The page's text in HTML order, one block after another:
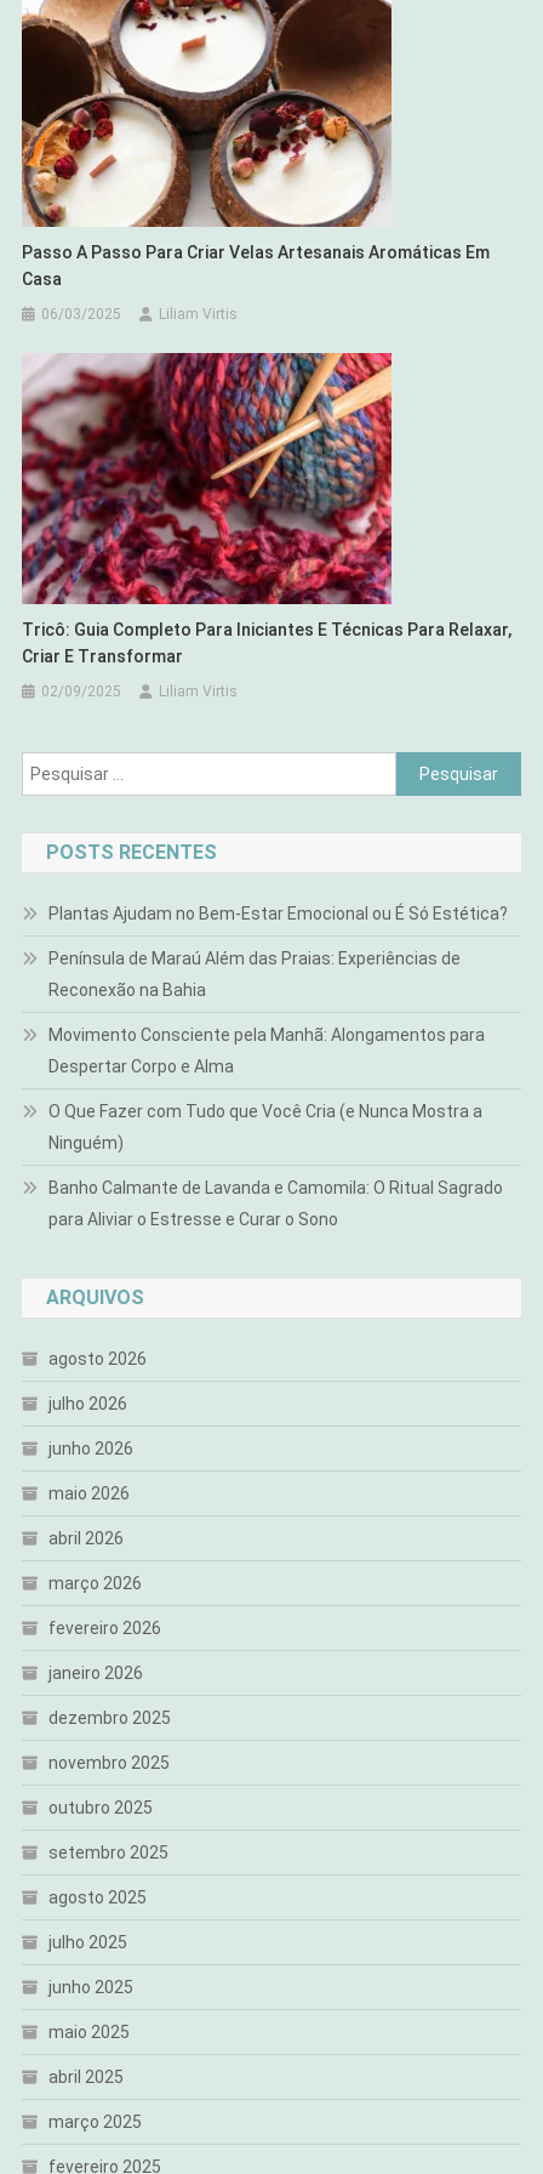
Passo A Passo Para Criar Velas Artesanais Aromáticas Em
Casa
06/03/2025 Liliam Virtis
Tricô: Guia Completo Para Iniciantes E Técnicas Para Relaxar,
Criar E Transformar
02/09/2025 Liliam Virtis
Pesquisar
por:
POSTS RECENTES
Plantas Ajudam no Bem-Estar Emocional ou É Só Estética?
Península de Maraú Além das Praias: Experiências de
Reconexão na Bahia
Movimento Consciente pela Manhã: Alongamentos para
Despertar Corpo e Alma
O Que Fazer com Tudo que Você Cria (e Nunca Mostra a
Ninguém)
Banho Calmante de Lavanda e Camomila: O Ritual Sagrado
para Aliviar o Estresse e Curar o Sono
ARQUIVOS
agosto 2026
julho 2026
junho 2026
maio 2026
abril 2026
março 2026
fevereiro 2026
janeiro 2026
dezembro 2025
novembro 2025
outubro 2025
setembro 2025
agosto 2025
julho 2025
junho 2025
maio 2025
abril 2025
março 2025
fevereiro 2025